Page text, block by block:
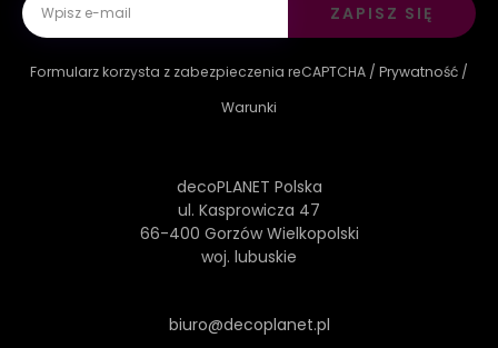
ZAPISZ SIĘ
Formularz korzysta z zabezpieczenia reCAPTCHA / Prywatność /
Warunki
decoPLANET Polska
ul. Kasprowicza 47
66-400 Gorzów Wielkopolski
woj. lubuskie
biuro@decoplanet.pl